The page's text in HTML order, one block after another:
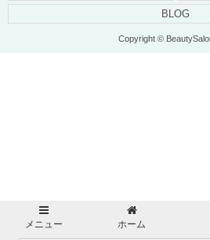
BLOG
Copyright ©
メニュー ホーム